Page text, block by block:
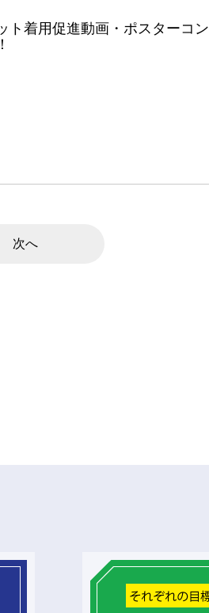
ト着用促進動画・ポスターコン
次へ